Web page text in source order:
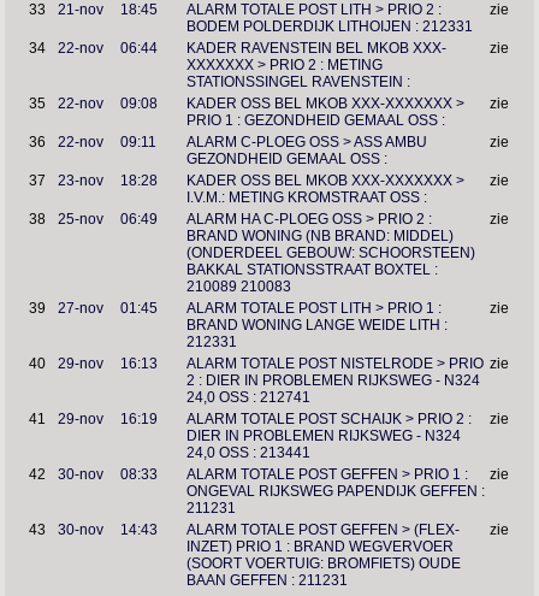
33 21-nov 18:45
ALARM TOTALE POST LITH > PRIO 2 :
BODEM POLDERDIJK LITHOIJEN : 212331
zie
34 22-nov 06:44
KADER RAVENSTEIN BEL MKOB XXX-
XXXXXXX > PRIO 2 : METING
STATIONSSINGEL RAVENSTEIN :
zie
35 22-nov 09:08
KADER OSS BEL MKOB XXX-XXXXXXX >
PRIO 1 : GEZONDHEID GEMAAL OSS :
zie
36 22-nov 09:11
ALARM C-PLOEG OSS > ASS AMBU
GEZONDHEID GEMAAL OSS :
zie
37 23-nov 18:28
KADER OSS BEL MKOB XXX-XXXXXXX >
I.V.M.: METING KROMSTRAAT OSS :
zie
38 25-nov 06:49
ALARM HA C-PLOEG OSS > PRIO 2 :
BRAND WONING (NB BRAND: MIDDEL)
(ONDERDEEL GEBOUW: SCHOORSTEEN)
BAKKAL STATIONSSTRAAT BOXTEL :
210089 210083
zie
39 27-nov 01:45
ALARM TOTALE POST LITH > PRIO 1 :
BRAND WONING LANGE WEIDE LITH :
212331
zie
40 29-nov 16:13
ALARM TOTALE POST NISTELRODE > PRIO
2 : DIER IN PROBLEMEN RIJKSWEG - N324
24,0 OSS : 212741
zie
41 29-nov 16:19
ALARM TOTALE POST SCHAIJK > PRIO 2 :
DIER IN PROBLEMEN RIJKSWEG - N324
24,0 OSS : 213441
zie
42 30-nov 08:33
ALARM TOTALE POST GEFFEN > PRIO 1 :
ONGEVAL RIJKSWEG PAPENDIJK GEFFEN :
211231
zie
43 30-nov 14:43
ALARM TOTALE POST GEFFEN > (FLEX-
INZET) PRIO 1 : BRAND WEGVERVOER
(SOORT VOERTUIG: BROMFIETS) OUDE
BAAN GEFFEN : 211231
zie